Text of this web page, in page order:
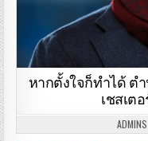
หากตั้งใจก็ทำได้ ต
เชสเต
ADMINS